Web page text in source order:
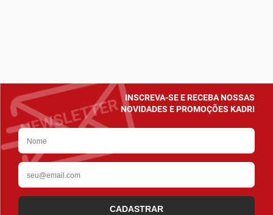
INSCREVA-SE E RECEBA NOSSAS
NOVIDADES E PROMOÇÕES KADRI
CADASTRAR